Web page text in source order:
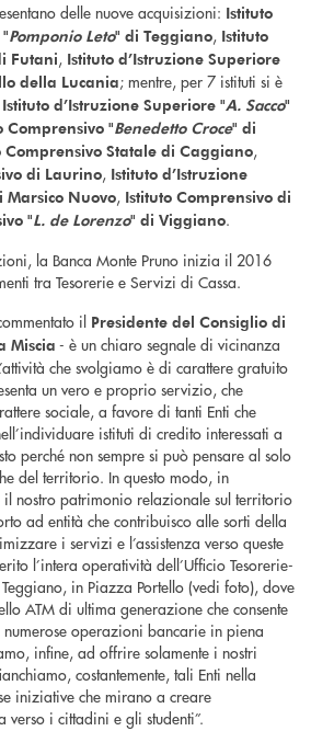
delle nuove acquisizioni: Istituto
Pomponio Leto" di Teggiano, Istituto
Futani, Istituto d’Istruzione Superiore
della Lucania; mentre, per 7 istituti si è
Istituto d’Istruzione Superiore "A. Sacco"
Comprensivo "Benedetto Croce" di
Comprensivo Statale di Caggiano,
di Laurino, Istituto d’Istruzione
Marsico Nuovo, Istituto Comprensivo di
"L. de Lorenzo" di Viggiano.
la Banca Monte Pruno inizia il 2016
tra Tesorerie e Servizi di Cassa.
il Presidente del Consiglio di
Miscia - è un chiaro segnale di vicinanza
che svolgiamo è di carattere gratuito
un vero e proprio servizio, che
sociale, a favore di tanti Enti che
istituti di credito interessati a
perché non sempre si può pensare al solo
del territorio. In questo modo, in
nostro patrimonio relazionale sul territorio
ad entità che contribuisco alle sorti della
i servizi e l’assistenza verso queste
l’intera operatività dell’Ufficio Tesorerie-
in Piazza Portello (vedi foto), dove
ATM di ultima generazione che consente
operazioni bancarie in piena
infine, ad offrire solamente i nostri
costantemente, tali Enti nella
iniziative che mirano a creare
i cittadini e gli studenti”.